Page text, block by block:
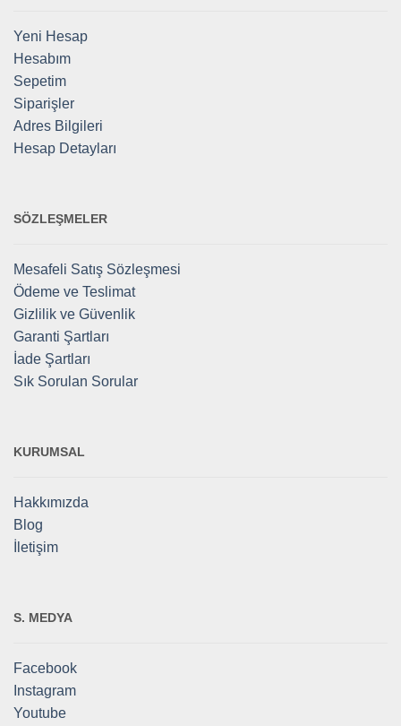
Yeni Hesap
Hesabım
Sepetim
Siparişler
Adres Bilgileri
Hesap Detayları
SÖZLEŞMELER
Mesafeli Satış Sözleşmesi
Ödeme ve Teslimat
Gizlilik ve Güvenlik
Garanti Şartları
İade Şartları
Sık Sorulan Sorular
KURUMSAL
Hakkımızda
Blog
İletişim
S. MEDYA
Facebook
Instagram
Youtube